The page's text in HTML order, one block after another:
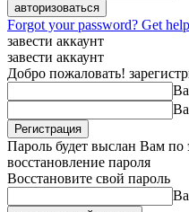
Forgot your password? Get help
завести аккаунт
завести аккаунт
Добро пожаловать!
Пароль будет выслан Вам по
восстановление пароля
Восстановите свой пароль